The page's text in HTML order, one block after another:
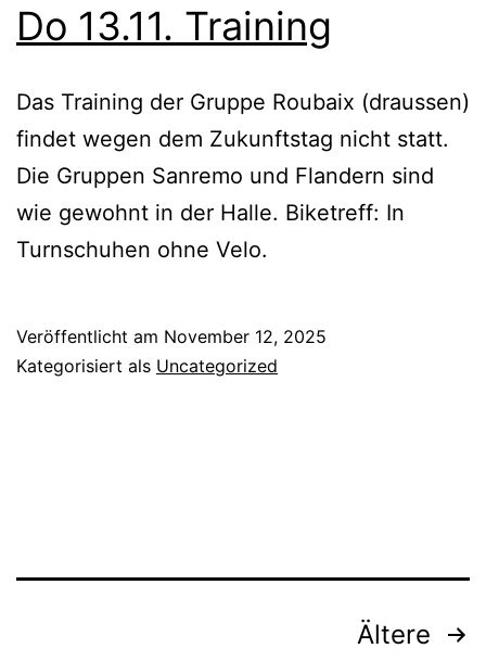
Do 13.11. Training
Das Training der Gruppe Roubaix (draussen)
findet wegen dem Zukunftstag nicht statt.
Die Gruppen Sanremo und Flandern sind
wie gewohnt in der Halle. Biketreff: In
Turnschuhen ohne Velo.
Veröffentlicht am November 12, 2025
Kategorisiert als Uncategorized
Seitennummerierung
Ältere